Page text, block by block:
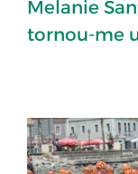
Melanie
tornou-me